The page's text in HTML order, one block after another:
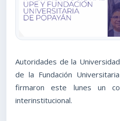
Autoridades de la
de la Fundación
firmaron este lunes un
interinstitucional.